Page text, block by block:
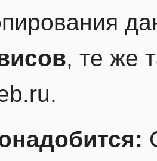
, те же